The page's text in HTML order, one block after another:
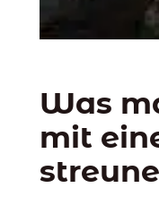
Was
mit